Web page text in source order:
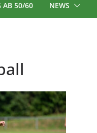
AB 50/60 NEWS